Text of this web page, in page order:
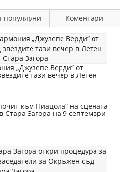
популярни Коментари
„Джузепе Верди“ от
тази вечер в Летен
към Пиацола“ на сцената
Стара Загора на 9 септември